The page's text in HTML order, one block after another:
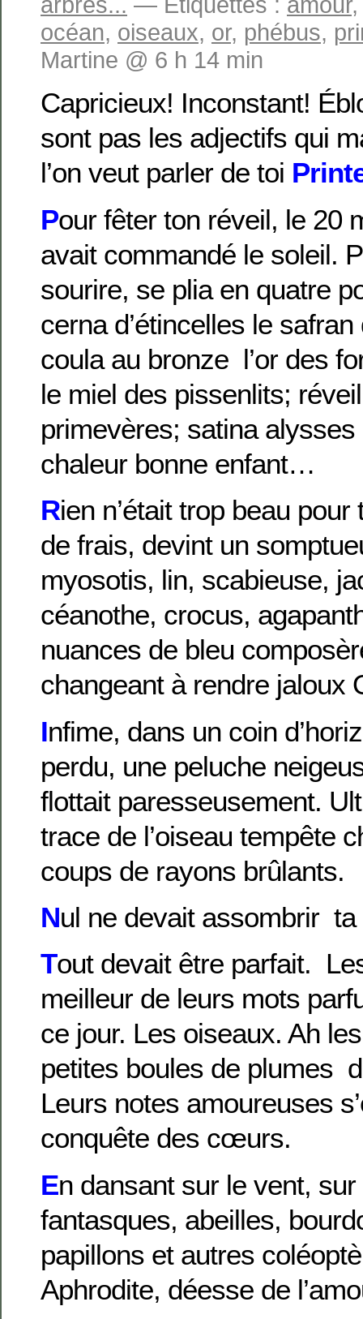
océan, oiseaux, or, phébus,
Martine @ 6 h 14 min
Capricieux! Inconstant!
sont pas les adjectifs qui
l’on veut parler de toi
Pour fêter ton réveil, le 20
avait commandé le soleil.
sourire, se plia en quatre
cerna d’étincelles le
coula au bronze l’or des
le miel des pissenlits;
primevères; satina alysses
chaleur bonne enfant…
Rien n’était trop beau
de frais, devint un
myosotis, lin, scabieuse,
céanothe, crocus,
nuances de bleu
changeant à rendre jaloux
Infime, dans un coin
perdu, une peluche
flottait paresseusement.
trace de l’oiseau tempête
coups de rayons brûlants.
Nul ne devait assombrir ta
Tout devait être parfait.
meilleur de leurs mots
ce jour. Les oiseaux. Ah
petites boules de plumes
Leurs notes amoureuses
conquête des cœurs.
En dansant sur le vent,
fantasques, abeilles,
papillons et autres
Aphrodite, déesse de